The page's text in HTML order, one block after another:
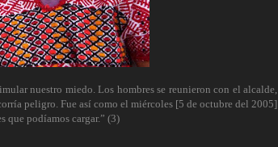
nuestro miedo. Los hombres se reunieron con el alcalde,
peligro. Fue así como el miércoles [5 de octubre del 2005]
que podíamos cargar.” (3)